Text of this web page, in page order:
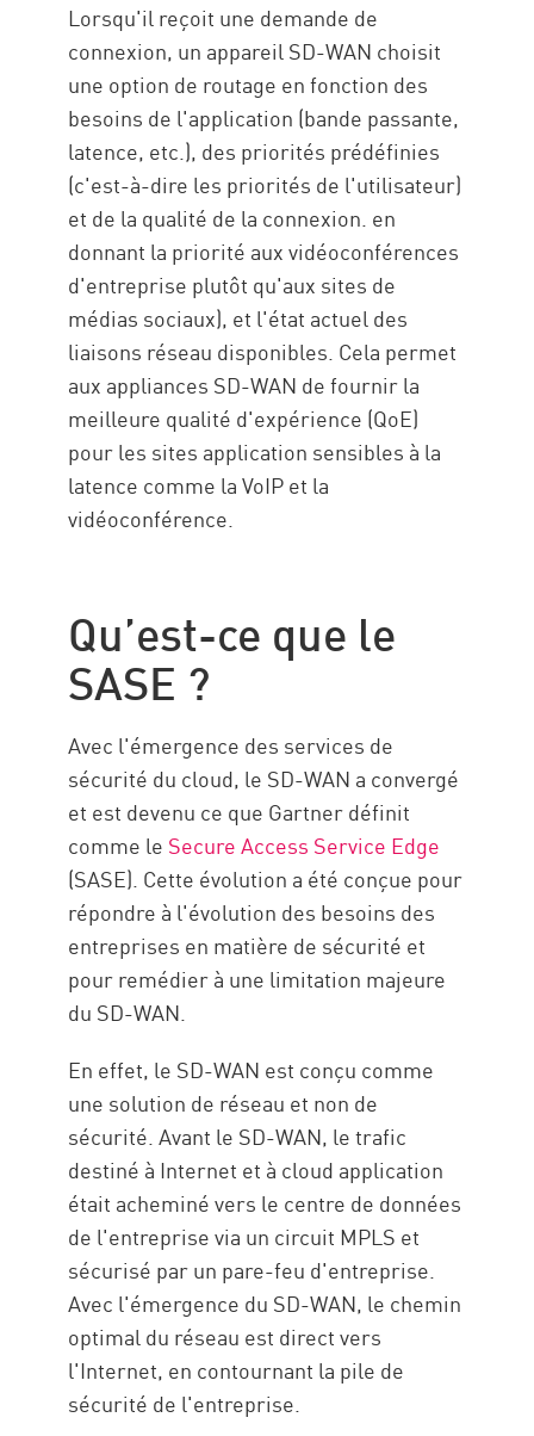
Lorsqu'il reçoit une demande de
connexion, un appareil SD-WAN choisit
une option de routage en fonction des
besoins de l'application (bande passante,
latence, etc.), des priorités prédéfinies
(c'est-à-dire les priorités de l'utilisateur)
et de la qualité de la connexion. en
donnant la priorité aux vidéoconférences
d'entreprise plutôt qu'aux sites de
médias sociaux), et l'état actuel des
liaisons réseau disponibles. Cela permet
aux appliances SD-WAN de fournir la
meilleure qualité d'expérience (QoE)
pour les sites application sensibles à la
latence comme la VoIP et la
vidéoconférence.
Qu’est-ce que le
SASE ?
Avec l'émergence des services de
sécurité du cloud, le SD-WAN a convergé
et est devenu ce que Gartner définit
comme le Secure Access Service Edge
(SASE). Cette évolution a été conçue pour
répondre à l'évolution des besoins des
entreprises en matière de sécurité et
pour remédier à une limitation majeure
du SD-WAN.
En effet, le SD-WAN est conçu comme
une solution de réseau et non de
sécurité. Avant le SD-WAN, le trafic
destiné à Internet et à cloud application
était acheminé vers le centre de données
de l'entreprise via un circuit MPLS et
sécurisé par un pare-feu d'entreprise.
Avec l'émergence du SD-WAN, le chemin
optimal du réseau est direct vers
l'Internet, en contournant la pile de
sécurité de l'entreprise.